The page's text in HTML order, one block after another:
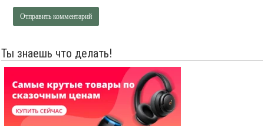
Ты знаешь что делать!